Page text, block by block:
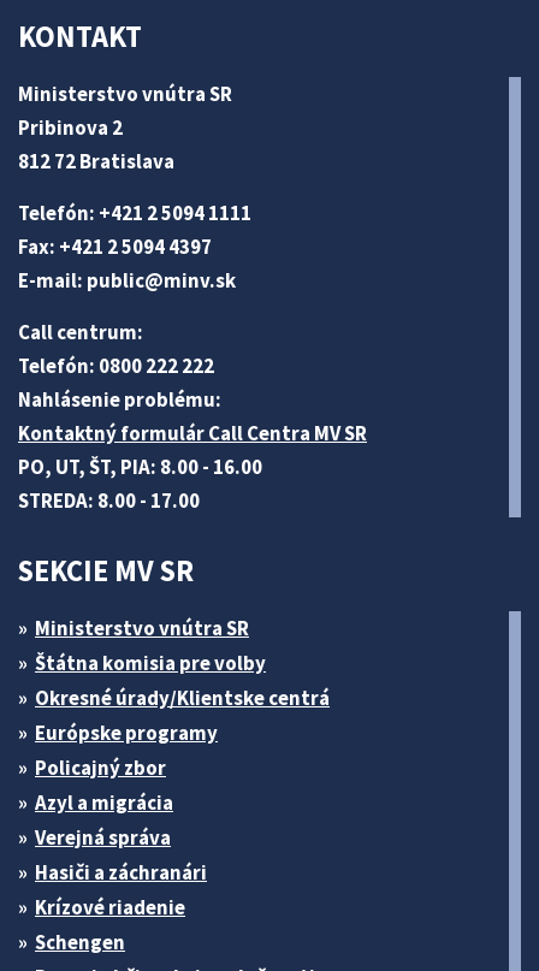
KONTAKT
Ministerstvo vnútra SR
Pribinova 2
812 72 Bratislava
Telefón: +421 2 5094 1111
Fax: +421 2 5094 4397
E-mail: public@minv.sk
Call centrum:
Telefón: 0800 222 222
Nahlásenie problému:
Kontaktný formulár Call Centra MV SR
PO, UT, ŠT, PIA: 8.00 - 16.00
STREDA: 8.00 - 17.00
SEKCIE MV SR
Ministerstvo vnútra SR
Štátna komisia pre volby
Okresné úrady/Klientske centrá
Európske programy
Policajný zbor
Azyl a migrácia
Verejná správa
Hasiči a záchranári
Krízové riadenie
Schengen